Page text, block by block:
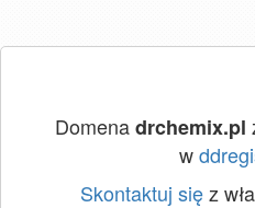
Domenadrchemix.pl
w
Skontaktuj sięz